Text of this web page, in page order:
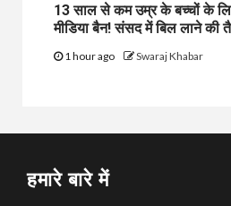
13 साल से कम उम्र के बच्चों के
मीडिया बैन! संसद में बिल लाने की
1 hour ago Swaraj Khabar
हमारे बारे में